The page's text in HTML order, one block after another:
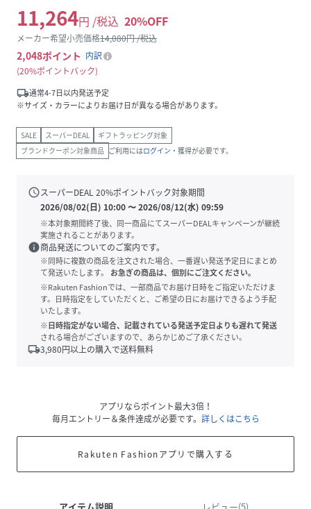
11,264円 /税込 20%OFF
メーカー希望小売価格14,080円 /税込
2,048ポイント 内訳
20%ポイントバック
local_shipping通常4-7日以内発送予定
※サイズ・カラーによりお届け日が異なる場合があります。
SALE スーパーDEAL
ギフトラッピング対象
ブランドクーポン対象商品 ご利用にはログイン ・獲得が必要です。
scheduleスーパーDEAL20%ポイントバック対象期間
2026/08/02(日) 10:00〜2026/08/12(水) 09:59
※本対象期間終了後、同一商品にてスーパーDEALキャンペーンが継続
実施されることがあります。
info商品発送についてのご案内です。
※同時に複数の商品を注文された場合、一番遅い発送予定日にまとめ
て発送いたします。
お急ぎの商品は、個別にご注文ください。
※Rakuten Fashionでは、一部商品でお届け日時をご指定いただけま
す。日時指定をしていただくと、ご希望の日にお届けできるよう手配
いたします。
※日時指定がない場合、記載されている発送予定日よりも遅れて発送
される場合がございますので、あらかじめご了承ください。
local_shipping3,980円以上の購入で送料無料
アプリならポイント最大3倍！
毎月エントリー＆条件達成が必要です。 詳しくはこちら
Rakuten Fashionアプリで購入する